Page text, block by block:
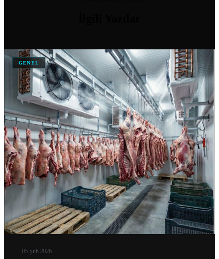
SOĞUK HAVA DEPOSU FIYATLARI VE MALIYET HESAPLAMA
04 Nis 2026
ANKARA IÇIN SOĞUK HAVA DEPOSU İMALATI YAPAN…
04 Nis 2026
DONUK ODA
11 Şub 2026
MOBIL SOĞUK ODA
11 Şub 2026
GEMI SOĞUTMA SISTEMLERI
10 Şub 2026
TEKSTIL SOĞUTMA SISTEMLERI
GENEL
05 Şub 2026